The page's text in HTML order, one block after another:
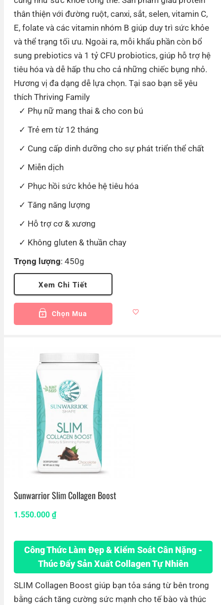
thân thiện với đường ruột, canxi, sắt, selen, vitamin C,
E, folate và các vitamin nhóm B giúp duy trì sức khỏe
và thể trạng tối ưu. Ngoài ra, mỗi khẩu phần còn bổ
sung prebiotics và 1 tỷ CFU probiotics, giúp hỗ trợ hệ
tiêu hóa và dễ hấp thu cho cả những chiếc bụng nhỏ.
Hương vị đa dạng dễ lựa chọn. Tại sao bạn sẽ yêu
thích Thriving Family
Phụ nữ mang thai & cho con bú
Trẻ em từ 12 tháng
Cung cấp dinh dưỡng cho sự phát triển thể chất
Miễn dịch
Phục hồi sức khỏe hệ tiêu hóa
Tăng năng lượng
Hỗ trợ cơ & xương
Không gluten & thuần chay
Trọng lượng: 450g
Xem Chi Tiết
Chọn Mua
Sunwarrior Slim Collagen Boost
1.550.000 ₫
Công Thức Làm Đẹp & Kiểm Soát Cân Nặng -
Thúc Đẩy Sản Xuất Collagen Tự Nhiên
SLIM Collagen Boost giúp bạn tỏa sáng từ bên trong
bằng cách tăng cường sức mạnh cho tế bào và thúc